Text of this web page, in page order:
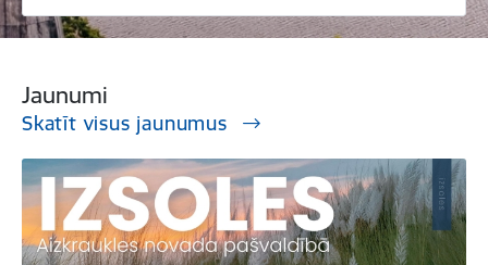
Jaunumi
Skatīt visus jaunumus